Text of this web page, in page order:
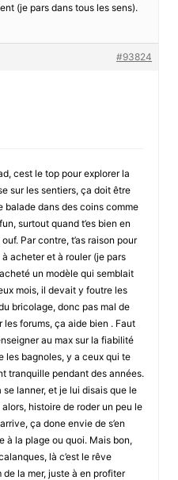
(je pars dans tous les sens).
#93824
cest le top pour explorer la
sur les sentiers, ça doit être
balade dans des coins comme
surtout quand t’es bien en
Par contre, t’as raison pour
à acheter et à rouler (je pars
un modèle qui semblait
mois, il devait y foutre les
bricolage, donc pas mal de
forums, ça aide bien . Faut
au max sur la fiabilité
les bagnoles, y a ceux qui te
tranquille pendant des années.
se lanner, et je lui disais que le
alors, histoire de roder un peu le
ça done envie de s’en
à la plage ou quoi. Mais bon,
là c’est le rêve
la mer, juste à en profiter